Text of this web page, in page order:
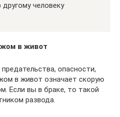
человеку
в живот
опасности,
в живот означает скорую
Если вы в браке, то такой
развода.